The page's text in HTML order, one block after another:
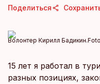
Поделиться
Волонтер Кирилл Бадикин.
15 лет я работал в
разных позициях,